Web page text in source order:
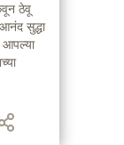
ठेवू
सुद्धा
आपल्या